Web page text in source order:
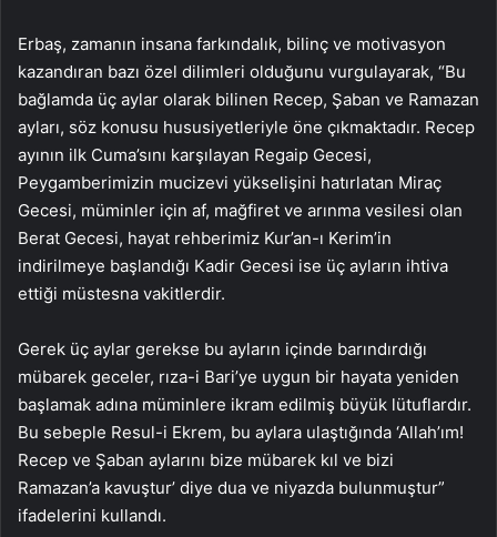
Erbaş, zamanın insana farkındalık, bilinç ve motivasyon
kazandıran bazı özel dilimleri olduğunu vurgulayarak, “Bu
bağlamda üç aylar olarak bilinen Recep, Şaban ve Ramazan
ayları, söz konusu hususiyetleriyle öne çıkmaktadır. Recep
ayının ilk Cuma’sını karşılayan Regaip Gecesi,
Peygamberimizin mucizevi yükselişini hatırlatan Miraç
Gecesi, müminler için af, mağfiret ve arınma vesilesi olan
Berat Gecesi, hayat rehberimiz Kur’an-ı Kerim’in
indirilmeye başlandığı Kadir Gecesi ise üç ayların ihtiva
ettiği müstesna vakitlerdir.
Gerek üç aylar gerekse bu ayların içinde barındırdığı
mübarek geceler, rıza-i Bari’ye uygun bir hayata yeniden
başlamak adına müminlere ikram edilmiş büyük lütuflardır.
Bu sebeple Resul-i Ekrem, bu aylara ulaştığında ‘Allah’ım!
Recep ve Şaban aylarını bize mübarek kıl ve bizi
Ramazan’a kavuştur’ diye dua ve niyazda bulunmuştur”
ifadelerini kullandı.